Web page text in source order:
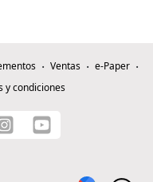
Ventas
e-Paper
y condiciones